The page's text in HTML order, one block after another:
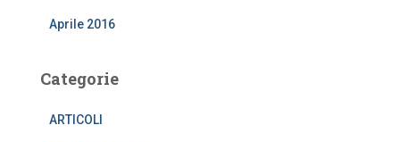
Aprile 2016
Categorie
ARTICOLI